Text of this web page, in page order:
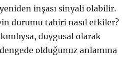
inşası sinyali olabilir.
durumu tabiri nasıl etkiler?
duygusal olarak
olduğunuz anlamına